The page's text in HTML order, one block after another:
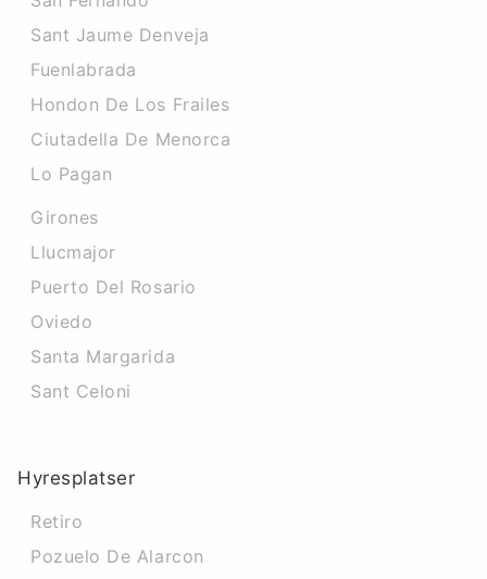
Sant Jaume Denveja
Fuenlabrada
Hondon De Los Frailes
Ciutadella De Menorca
Lo Pagan
Girones
Llucmajor
Puerto Del Rosario
Oviedo
Santa Margarida
Sant Celoni
Hyresplatser
Retiro
Pozuelo De Alarcon